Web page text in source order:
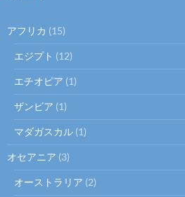
アフリカ (15)
エジプト (12)
エチオピア (1)
ザンビア (1)
マダガスカル (1)
オセアニア (3)
オーストラリア (2)